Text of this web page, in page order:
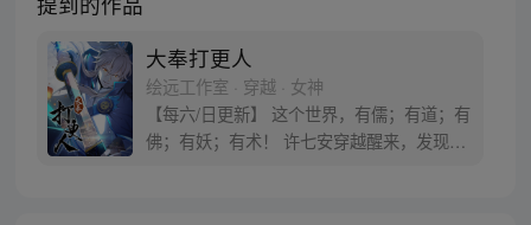
大奉打更人
绘远工作室 · 穿越 · 女神
【每六/日更新】 这个世界，有儒；有道；有
佛；有妖；有术！ 许七安穿越醒来，发现自